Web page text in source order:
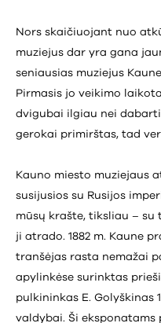
Nors skaičiuojant nuo
muziejus dar yra gana
seniausias muziejus
Pirmasis jo veikimo
dvigubai ilgiau nei
gerokai primirštas, tad
Kauno miesto muziejaus
susijusios su Rusijos
mūsų krašte, tiksliau – su
ji atrado. 1882 m. Kaune
tranšėjas rasta nemažai
apylinkėse surinktas
pulkininkas E. Golyškinas
valdybai. Ši eksponatams